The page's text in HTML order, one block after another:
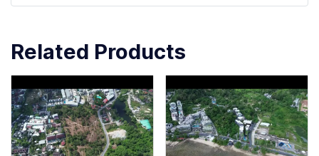
Related Products